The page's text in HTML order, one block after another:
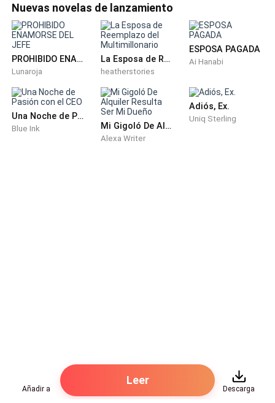
Nuevas novelas de lanzamiento
PROHIBIDO ENAMORSE DEL JEFE
Lunaroja
La Esposa de Reemplazo del Multimillonario
heatherstories
ESPOSA PAGADA
Ai Hanabi
Una Noche de Pasión con el CEO
Blue Ink Mi Gigoló De Alquiler Resulta Ser Mi Dueño
Alexa Writer
Adiós, Ex.
Uniq Sterling
Añadir a
Leer
Descarga